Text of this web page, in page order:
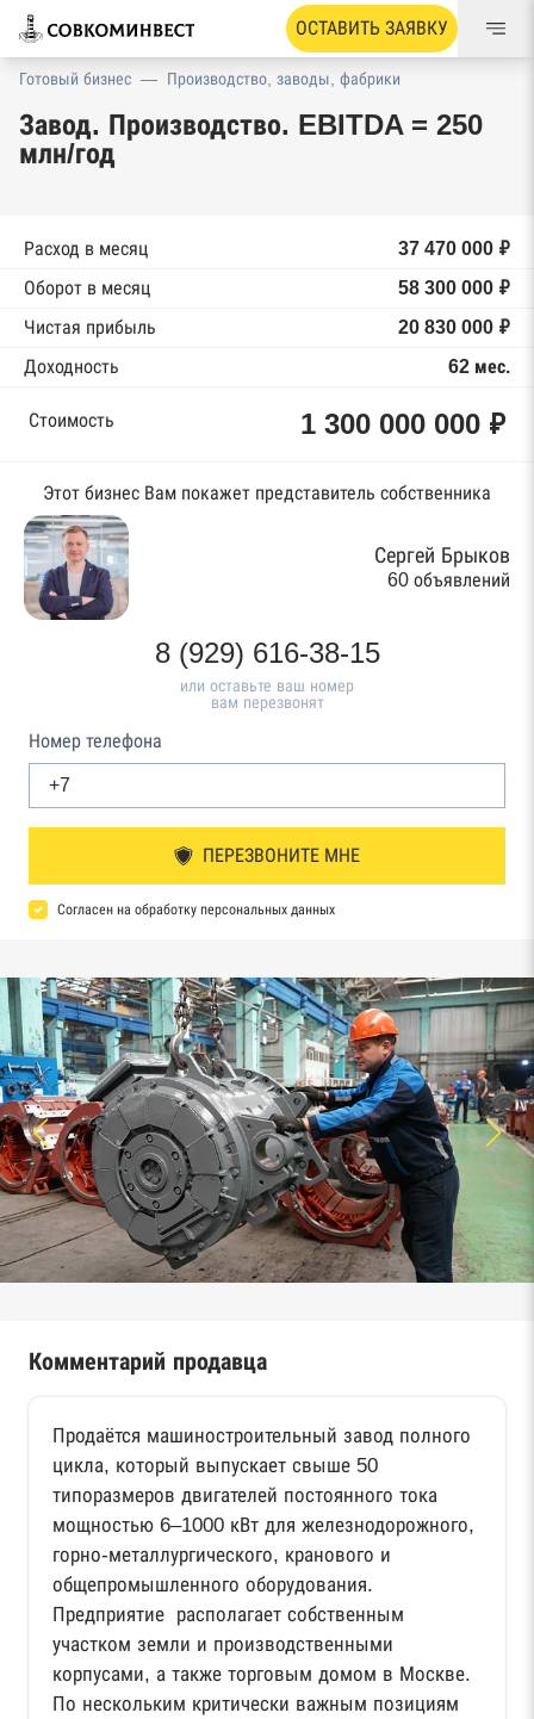
ОСТАВИТЬ ЗАЯВКУ
Готовый бизнес — Производство, заводы, фабрики
Завод. Производство. EBITDA = 250
млн/год
Расход в месяц
37 470 000 ₽
Оборот в месяц
58 300 000 ₽
Чистая прибыль
20 830 000 ₽
Доходность
62 мес.
Стоимость 1 300 000 000 ₽
Этот бизнес Вам покажет представитель собственника
Сергей Брыков
60 объявлений
8 (929) 616-38-15
или оставьте ваш номер
вам перезвонят
Номер телефона
ПЕРЕЗВОНИТЕ МНЕ
Согласен на обработку персональных данных
Комментарий продавца
Продаётся машиностроительный завод полного
цикла, который выпускает свыше 50
типоразмеров двигателей постоянного тока
мощностью 6–1000 кВт для железнодорожного,
горно‑металлургического, кранового и
общепромышленного оборудования.
Предприятие располагает собственным
участком земли и производственными
корпусами, а также торговым домом в Москве.
По нескольким критически важным позициям